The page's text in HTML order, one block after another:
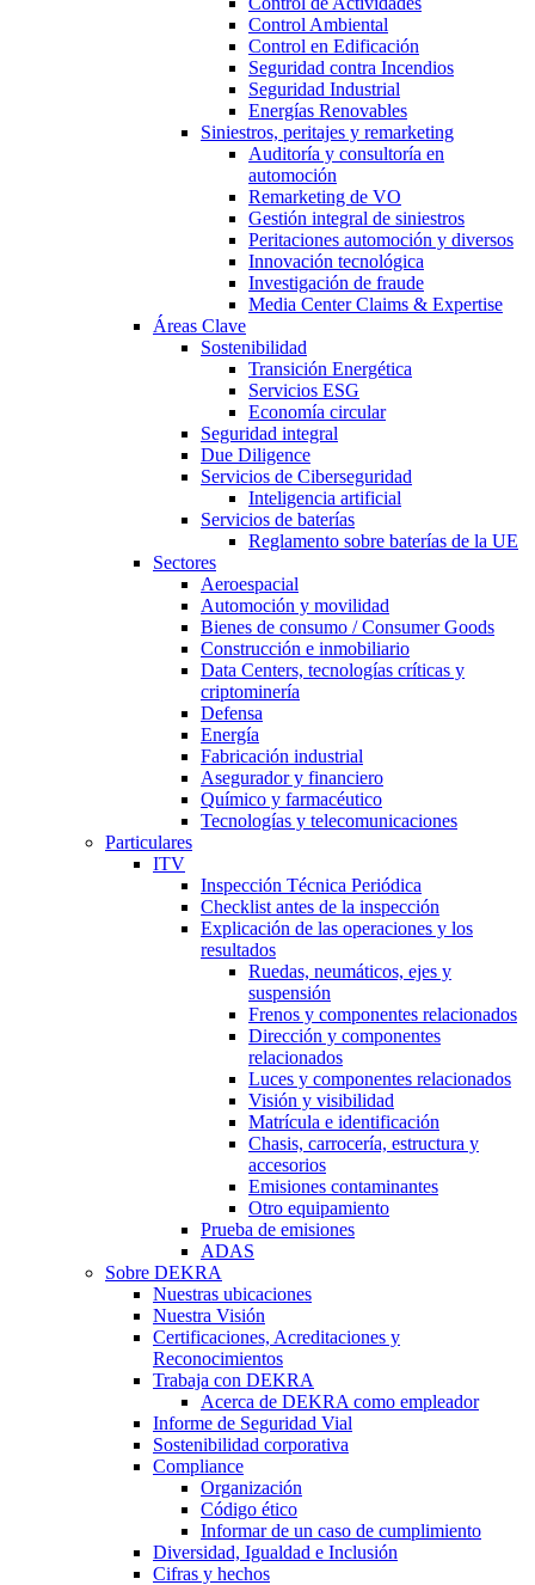
Control Ambiental
Control en Edificación
Seguridad contra Incendios
Seguridad Industrial
Energías Renovables
Siniestros, peritajes y remarketing
Auditoría y consultoría en
automoción
Remarketing de VO
Gestión integral de siniestros
Peritaciones automoción y diversos
Innovación tecnológica
Investigación de fraude
Media Center Claims & Expertise
Áreas Clave
Sostenibilidad
Transición Energética
Servicios ESG
Economía circular
Seguridad integral
Due Diligence
Servicios de Ciberseguridad
Inteligencia artificial
Servicios de baterías
Reglamento sobre baterías de la UE
Sectores
Aeroespacial
Automoción y movilidad
Bienes de consumo / Consumer Goods
Construcción e inmobiliario
Data Centers, tecnologías críticas y
criptominería
Defensa
Energía
Fabricación industrial
Asegurador y financiero
Químico y farmacéutico
Tecnologías y telecomunicaciones
Particulares
ITV
Inspección Técnica Periódica
Checklist antes de la inspección
Explicación de las operaciones y los
resultados
Ruedas, neumáticos, ejes y
suspensión
Frenos y componentes relacionados
Dirección y componentes
relacionados
Luces y componentes relacionados
Visión y visibilidad
Matrícula e identificación
Chasis, carrocería, estructura y
accesorios
Emisiones contaminantes
Otro equipamiento
Prueba de emisiones
ADAS
Sobre DEKRA
Nuestras ubicaciones
Nuestra Visión
Certificaciones, Acreditaciones y
Reconocimientos
Trabaja con DEKRA
Acerca de DEKRA como empleador
Informe de Seguridad Vial
Sostenibilidad corporativa
Compliance
Organización
Código ético
Informar de un caso de cumplimiento
Diversidad, Igualdad e Inclusión
Cifras y hechos